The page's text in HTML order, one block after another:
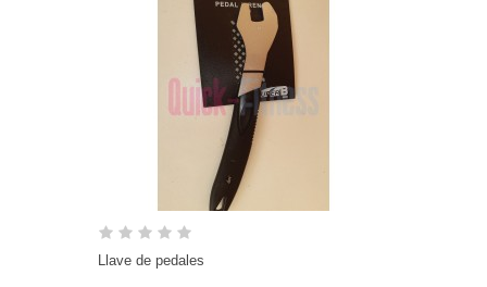
Llave de pedales